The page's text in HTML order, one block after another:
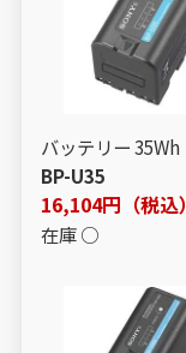
バッテリー 35Wh
BP-U35
16,104円（税込）
在庫 ○